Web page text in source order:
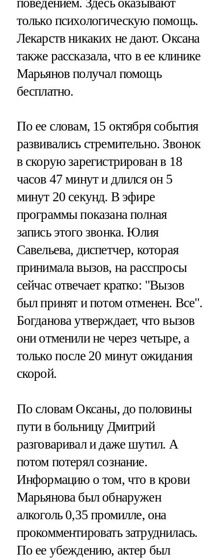
поведением. Здесь оказывают
только психологическую помощь.
Лекарств никаких не дают. Оксана
также рассказала, что в ее клинике
Марьянов получал помощь
бесплатно.
По ее словам, 15 октября события
развивались стремительно. Звонок
в скорую зарегистрирован в 18
часов 47 минут и длился он 5
минут 20 секунд. В эфире
программы показана полная
запись этого звонка. Юлия
Савельева, диспетчер, которая
принимала вызов, на расспросы
сейчас отвечает кратко: "Вызов
был принят и потом отменен. Все".
Богданова утверждает, что вызов
они отменили не через четыре, а
только после 20 минут ожидания
скорой.
По словам Оксаны, до половины
пути в больницу Дмитрий
разговаривал и даже шутил. А
потом потерял сознание.
Информацию о том, что в крови
Марьянова был обнаружен
алкоголь 0,35 промилле, она
прокомментировать затруднилась.
По ее убеждению, актер был